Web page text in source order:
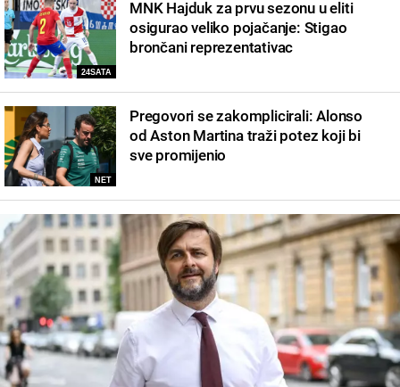
24SATA
MNK Hajduk za prvu sezonu u eliti
osigurao veliko pojačanje: Stigao
brončani reprezentativac
NET
Pregovori se zakomplicirali: Alonso
od Aston Martina traži potez koji bi
sve promijenio